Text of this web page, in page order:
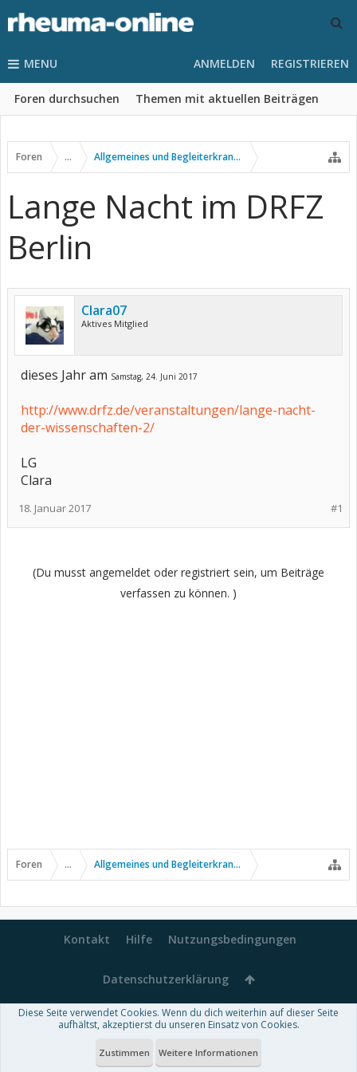
MENU
Foren durchsuchen Themen mit aktuellen Beiträgen
ANMELDEN REGISTRIEREN
Foren ... Allgemeines und Begleiterkrankungen
Lange Nacht im DRFZ
Berlin
Clara07
Aktives Mitglied
dieses Jahr am Samstag, 24. Juni 2017
http://www.drfz.de/veranstaltungen/lange-nacht-
der-wissenschaften-2/
LG
Clara
#1
18. Januar 2017
(Du musst angemeldet oder registriert sein, um Beiträge
verfassen zu können. )
Foren ... Allgemeines und Begleiterkrankungen
Kontakt Hilfe Nutzungsbedingungen
Datenschutzerklärung
Forum software by XenForo™-Deutsch von xenDach
Theme designed byThemeHouse
Diese Seite verwendet Cookies. Wenn du dich weiterhin auf dieser Seite
aufhältst, akzeptierst du unseren Einsatz von Cookies.
Zustimmen Weitere Informationen